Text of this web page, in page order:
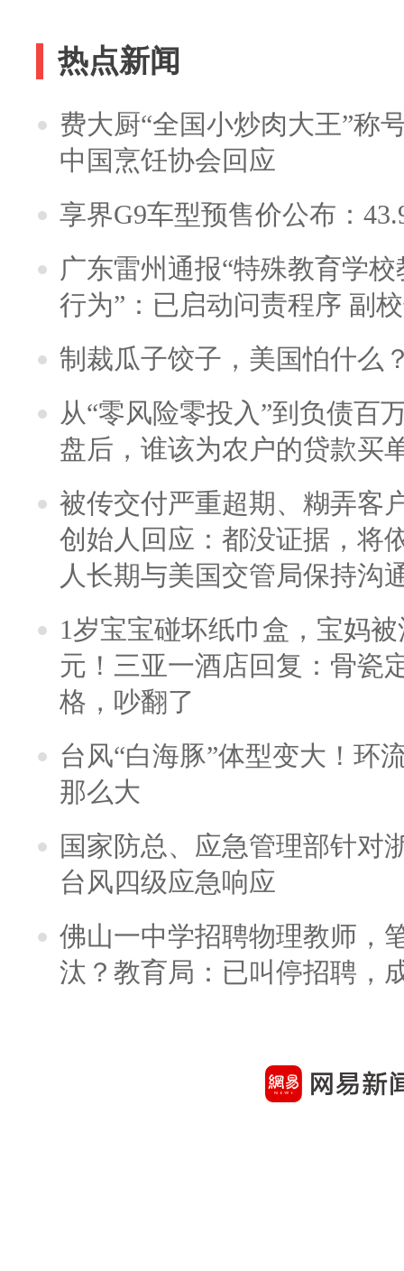
热点新闻
费大厨“全国小炒肉大王”称
中国烹饪协会回应
享界G9车型预售价公布：
广东雷州通报“特殊教育学
行为”：已启动问责程序 副
制裁瓜子饺子，美国怕什么
从“零风险零投入”到负债百
盘后，谁该为农户的贷款买
被传交付严重超期、糊弄客
创始人回应：都没证据，将
人长期与美国交管局保持沟
1岁宝宝碰坏纸巾盒，宝妈
元！三亚一酒店回复：骨瓷
格，吵翻了
台风“白海豚”体型变大！环
那么大
国家防总、应急管理部针对
台风四级应急响应
佛山一中学招聘物理教师，
汰？教育局：已叫停招聘，